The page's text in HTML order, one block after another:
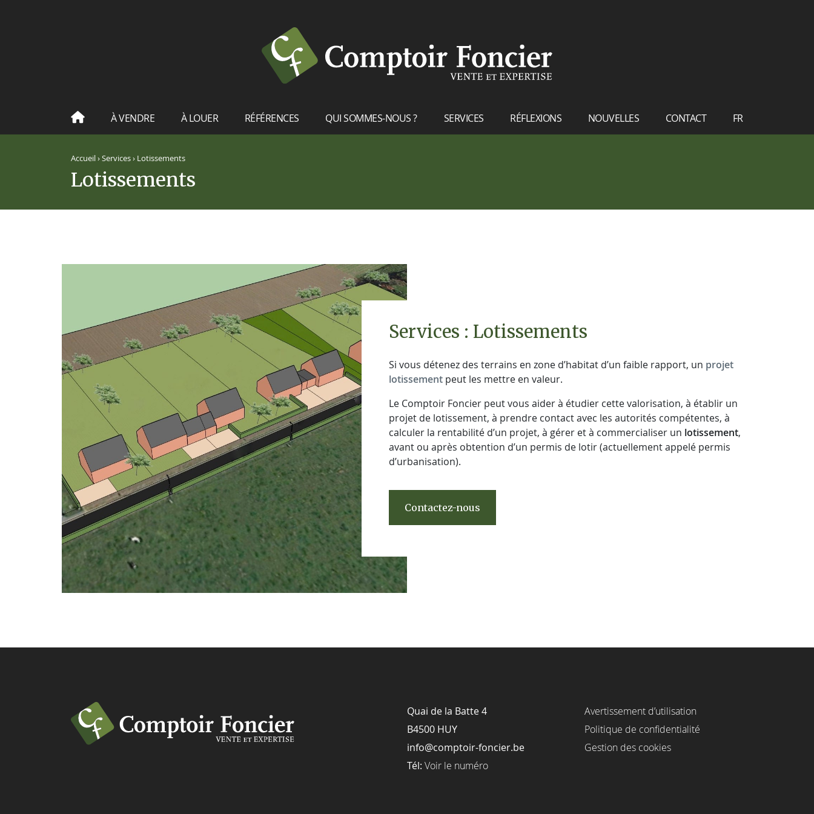
À VENDRE À LOUER RÉFÉRENCES QUI SOMMES-NOUS ? SERVICES RÉFLEXIONS NOUVELLES CONTACT FR
Accueil›Services› Lotissements
Lotissements
Services : Lotissements
Si vous détenez des terrains en zone d’habitat d’un faible rapport, un projet
lotissement peut les mettre en valeur.
Le Comptoir Foncier peut vous aider à étudier cette valorisation, à établir un
projet de lotissement, à prendre contact avec les autorités compétentes, à
calculer la rentabilité d’un projet, à gérer et à commercialiser un lotissement,
avant ou après obtention d’un permis de lotir (actuellement appelé permis
d’urbanisation).
Contactez-nous
Quai de la Batte 4
B4500 HUY
info@comptoir-foncier.be
Tél: Voir le numéro
Avertissement d’utilisation
Politique de confidentialité
Gestion des cookies